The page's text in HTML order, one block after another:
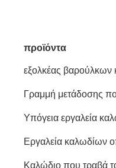
προϊόντα
εξολκέας βαρούλκων
Γραμμή μετάδοσης
Υπόγεια εργαλεία
Εργαλεία καλωδίων
Καλώδιο που τραβά